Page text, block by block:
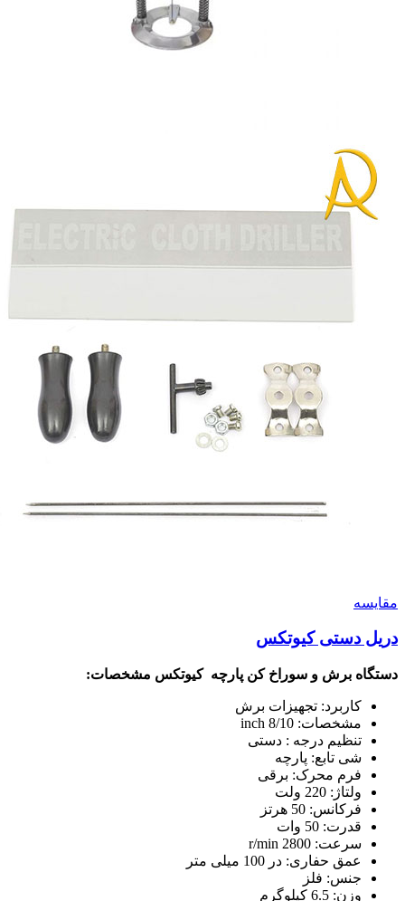
مقايسه
دریل دستی کیوتکس
دستگاه برش و سوراخ کن پارچه کیوتکس مشخصات:
کاربرد: تجهیزات برش
مشخصات: 8/10 inch
تنظیم درجه : دستی
شی تابع: پارچه
فرم محرک: برقی
ولتاژ: 220 ولت
فرکانس: 50 هرتز
قدرت: 50 وات
سرعت: 2800 r/min
عمق حفاری: در 100 میلی متر
جنس: فلز
وزن: 6.5 کیلوگرم